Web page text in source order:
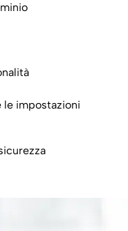
le impostazioni